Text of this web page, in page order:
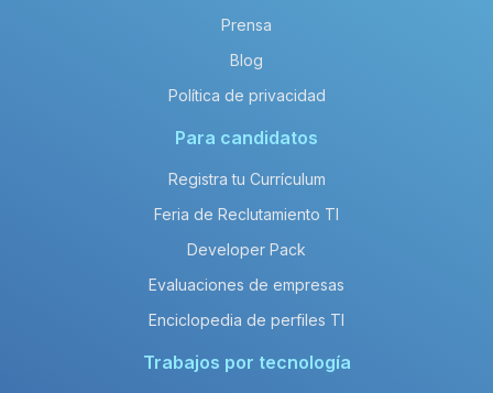
Prensa
Blog
Política de privacidad
Para candidatos
Registra tu Currículum
Feria de Reclutamiento TI
Developer Pack
Evaluaciones de empresas
Enciclopedia de perfiles TI
Trabajos por tecnología